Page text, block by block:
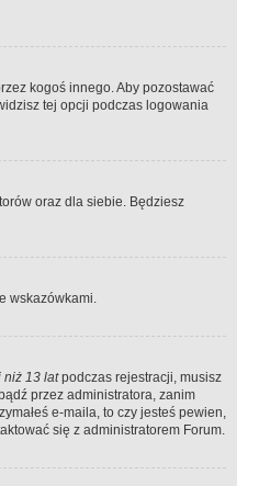
kogoś innego. Aby pozostawać
tej opcji podczas logowania
oraz dla siebie. Będziesz
wskazówkami.
niż 13 latpodczas rejestracji, musisz
przez administratora, zanim
e-maila, to czy jesteś pewien,
się z administratorem Forum.